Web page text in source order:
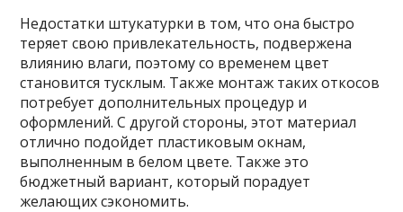
Недостатки штукатурки в том, что она быстро
теряет свою привлекательность, подвержена
влиянию влаги, поэтому со временем цвет
становится тусклым. Также монтаж таких откосов
потребует дополнительных процедур и
оформлений. С другой стороны, этот материал
отлично подойдет пластиковым окнам,
выполненным в белом цвете. Также это
бюджетный вариант, который порадует
желающих сэкономить.